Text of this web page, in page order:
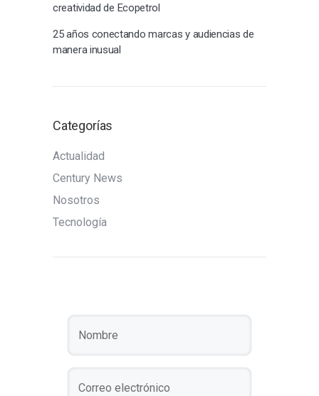
creatividad de Ecopetrol
25 años conectando marcas y audiencias de
manera inusual
Categorías
Actualidad
Century News
Nosotros
Tecnología